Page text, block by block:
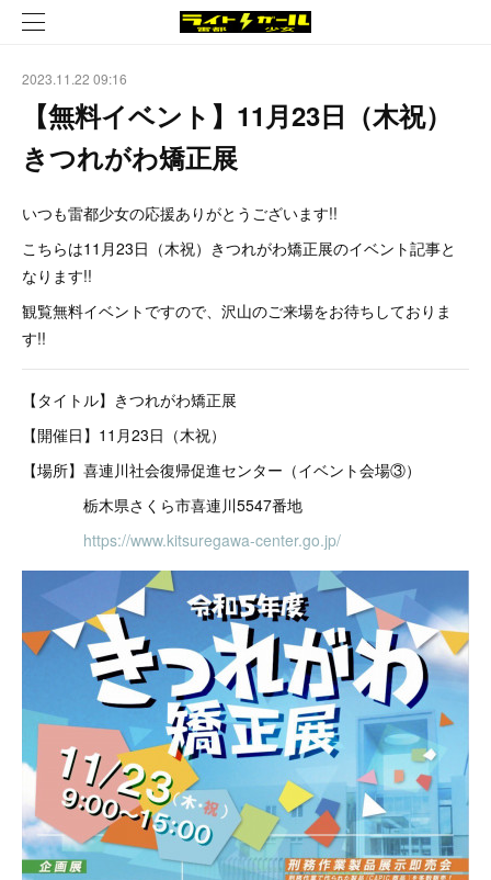
2023.11.22 09:16
【無料イベント】11月23日（木祝）
きつれがわ矯正展
いつも雷都少女の応援ありがとうございます!!
こちらは11月23日（木祝）きつれがわ矯正展のイベント記事と
なります!!
観覧無料イベントですので、沢山のご来場をお待ちしておりま
す!!
【タイトル】きつれがわ矯正展
【開催日】11月23日（木祝）
【場所】喜連川社会復帰促進センター（イベント会場③）
栃木県さくら市喜連川5547番地
https://www.kitsuregawa-center.go.jp/